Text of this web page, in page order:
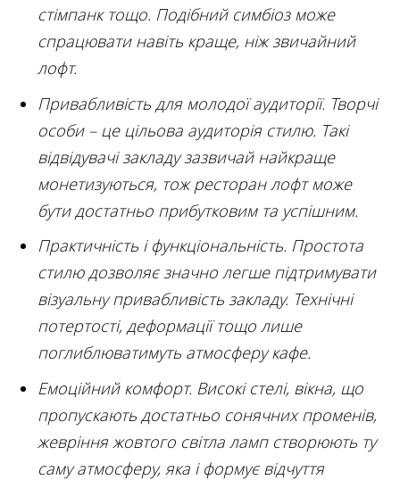
стімпанк тощо. Подібний симбіоз може
спрацювати навіть краще, ніж звичайний
лофт.
Привабливість для молодої аудиторії. Творчі
особи – це цільова аудиторія стилю. Такі
відвідувачі закладу зазвичай найкраще
монетизуються, тож ресторан лофт може
бути достатньо прибутковим та успішним.
Практичність і функціональність. Простота
стилю дозволяє значно легше підтримувати
візуальну привабливість закладу. Технічні
потертості, деформації тощо лише
поглиблюватимуть атмосферу кафе.
Емоційний комфорт. Високі стелі, вікна, що
пропускають достатньо сонячних променів,
жевріння жовтого світла ламп створюють ту
саму атмосферу, яка і формує відчуття